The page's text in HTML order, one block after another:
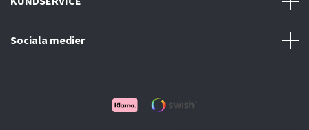
Sociala medier